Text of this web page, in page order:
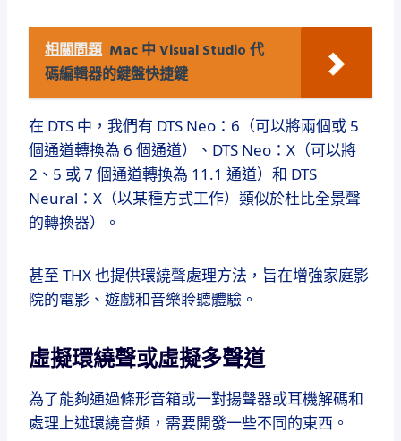
相關問題 Mac 中 Visual Studio 代
碼編輯器的鍵盤快捷鍵
在 DTS 中，我們有 DTS Neo：6（可以將兩個或 5
個通道轉換為 6 個通道）、DTS Neo：X（可以將
2、5 或 7 個通道轉換為 11.1 通道）和 DTS
Neural：X（以某種方式工作）類似於杜比全景聲
的轉換器）。
甚至 THX 也提供環繞聲處理方法，旨在增強家庭影
院的電影、遊戲和音樂聆聽體驗。
虛擬環繞聲或虛擬多聲道
為了能夠通過條形音箱或一對揚聲器或耳機解碼和
處理上述環繞音頻，需要開發一些不同的東西。